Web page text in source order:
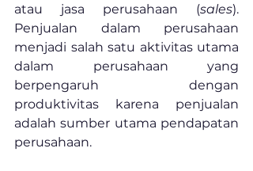
atau jasa perusahaan (sales).
Penjualan dalam perusahaan
menjadi salah satu aktivitas utama
dalam perusahaan yang
berpengaruh dengan
produktivitas karena penjualan
adalah sumber utama pendapatan
perusahaan.